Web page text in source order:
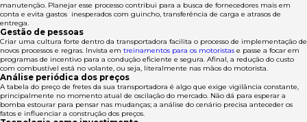
manutenção. Planejar esse processo contribui para a busca de fornecedores mais em
conta e evita gastos inesperados com guincho, transferência de carga e atrasos de
entrega.
Gestão de pessoas
Criar uma cultura forte dentro da transportadora facilita o processo de implementação de
novos processos e regras. Invista em treinamentos para os motoristas e passe a focar em
programas de incentivo para a condução eficiente e segura. Afinal, a redução do custo
com combustível está no volante, ou seja, literalmente nas mãos do motorista.
Análise periódica dos preços
A tabela do preço de fretes da sua transportadora é algo que exige vigilância constante,
principalmente no momento atual de oscilação do mercado. Não dá para esperar a
bomba estourar para pensar nas mudanças; a análise do cenário precisa anteceder os
fatos e influenciar a construção dos preços.